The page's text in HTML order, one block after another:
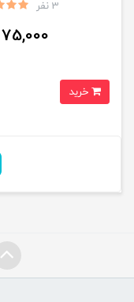
3 نفر
75,000